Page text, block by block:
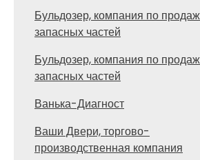
Бульдозер, компания по
запасных частей
Бульдозер, компания по
запасных частей
Ванька-Диагност
Ваши Двери, торгово-
производственная компания